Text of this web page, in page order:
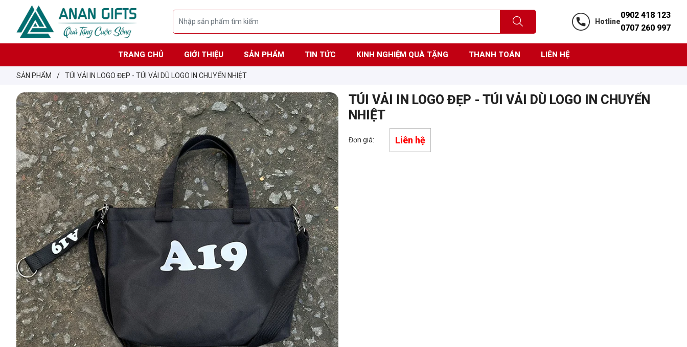
Hotline
0902 418 123
0707 260 997
TRANG CHỦ GIỚI THIỆU SẢN PHẨM TIN TỨC KINH NGHIỆM QUÀ TẶNG THANH TOÁN LIÊN HỆ
SẢN PHẨM / TÚI VẢI IN LOGO ĐẸP - TÚI VẢI DÙ LOGO IN CHUYỂN NHIỆT
TÚI VẢI IN LOGO ĐẸP - TÚI VẢI DÙ LOGO IN CHUYỂN
NHIỆT
Đơn giá: Liên hệ